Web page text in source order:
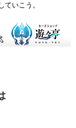
いこう。